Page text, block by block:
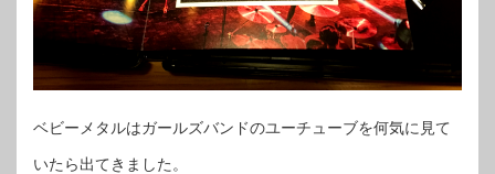
ベビーメタルはガールズバンドのユーチューブを何気に見て
いたら出てきました。